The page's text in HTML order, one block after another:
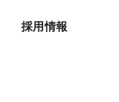
採用情報